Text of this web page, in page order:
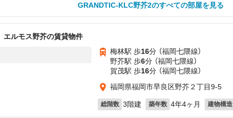
GRANDTIC-KLC野芥2のすべての部屋を見る
エルモス野芥の賃貸物件
梅林駅 歩16分 （福岡七隈線）
野芥駅 歩6分 （福岡七隈線）
賀茂駅 歩16分 （福岡七隈線）
福岡県福岡市早良区野芥２丁目9-5
総階数 3階建 築年数 4年4ヶ月 建物構造